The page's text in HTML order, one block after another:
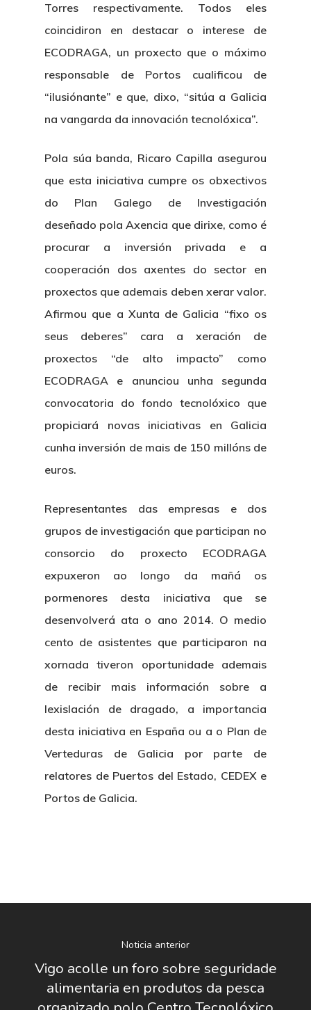
Torres respectivamente. Todos eles
coincidiron en destacar o interese de
ECODRAGA, un proxecto que o máximo
responsable de Portos cualificou de
“ilusiónante” e que, dixo, “sitúa a Galicia
na vangarda da innovación tecnolóxica”.
Pola súa banda, Ricaro Capilla asegurou
que esta iniciativa cumpre os obxectivos
do Plan Galego de Investigación
deseñado pola Axencia que dirixe, como é
procurar a inversión privada e a
cooperación dos axentes do sector en
proxectos que ademais deben xerar valor.
Afirmou que a Xunta de Galicia “fixo os
seus deberes” cara a xeración de
proxectos “de alto impacto” como
ECODRAGA e anunciou unha segunda
convocatoria do fondo tecnolóxico que
propiciará novas iniciativas en Galicia
cunha inversión de mais de 150 millóns de
euros.
Representantes das empresas e dos
grupos de investigación que participan no
consorcio do proxecto ECODRAGA
expuxeron ao longo da mañá os
pormenores desta iniciativa que se
desenvolverá ata o ano 2014. O medio
cento de asistentes que participaron na
xornada tiveron oportunidade ademais
de recibir mais información sobre a
lexislación de dragado, a importancia
desta iniciativa en España ou a o Plan de
Verteduras de Galicia por parte de
relatores de Puertos del Estado, CEDEX e
Portos de Galicia.
Noticia anterior
Vigo acolle un foro sobre seguridade
alimentaria en produtos da pesca
Patronato
Actualidad
Eventos
Proyectos
Publicaciones